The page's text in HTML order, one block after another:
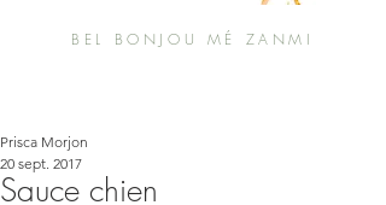
BEL BONJOU MÉ ZANMI
Sauce chien
Prisca Morjon
20 sept. 2017